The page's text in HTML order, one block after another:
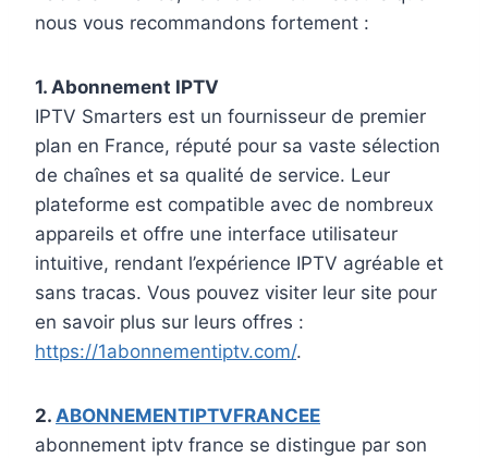
nous vous recommandons fortement :
1. Abonnement IPTV
IPTV Smarters est un fournisseur de premier
plan en France, réputé pour sa vaste sélection
de chaînes et sa qualité de service. Leur
plateforme est compatible avec de nombreux
appareils et offre une interface utilisateur
intuitive, rendant l’expérience IPTV agréable et
sans tracas. Vous pouvez visiter leur site pour
en savoir plus sur leurs offres :
https://1abonnementiptv.com/.
2. ABONNEMENTIPTVFRANCEE
abonnement iptv france se distingue par son